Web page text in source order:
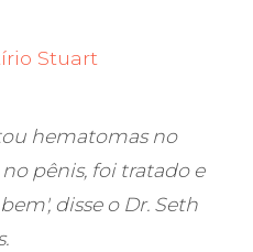
Stuart
hematomas no
pênis, foi tratado e
disse o Dr. Seth